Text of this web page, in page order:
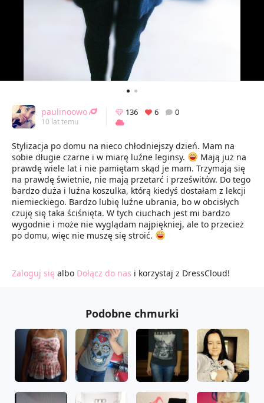
paulinoowo
10 lat temu
136 6 0
Stylizacja po domu na nieco chłodniejszy dzień. Mam na
sobie długie czarne i w miarę luźne leginsy.
Mają już na
prawdę wiele lat i nie pamiętam skąd je mam. Trzymają się
na prawdę świetnie, nie mają przetarć i prześwitów. Do tego
bardzo duża i luźna koszulka, którą kiedyś dostałam z lekcji
niemieckiego. Bardzo lubię luźne ubrania, bo w obcisłych
czuję się taka ściśnięta. W tych ciuchach jest mi bardzo
wygodnie i może nie wyglądam najpiękniej, ale to przecież
po domu, więc nie muszę się stroić.
Zaloguj się albo Dołącz do nas i korzystaj z DressCloud!
Podobne chmurki